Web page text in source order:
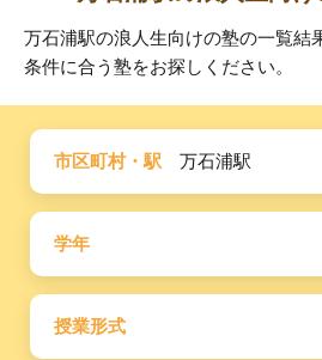
万石浦駅の浪人生向けの塾の一覧結
条件に合う塾をお探しください。
市区町村・駅 万石浦駅
学年
授業形式